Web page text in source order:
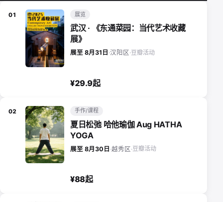
01 展览
武汉 · 《东通菜园：当代艺术收藏
展》
展至 8月31日 ·汉阳区·豆瓣活动
¥29.9起
02 手作/课程
夏日松弛 哈他瑜伽 Aug HATHA
YOGA
展至 8月30日 ·越秀区·豆瓣活动
¥88起